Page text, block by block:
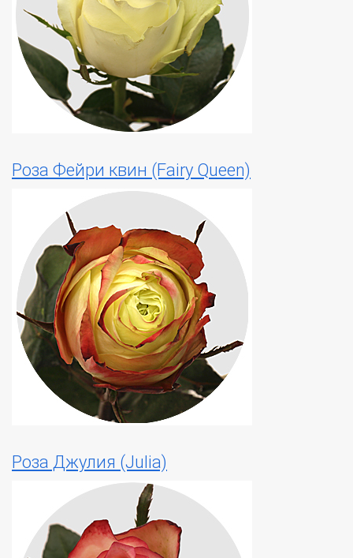
Роза Фейри квин (Fairy Queen)
Роза Джулия (Julia)